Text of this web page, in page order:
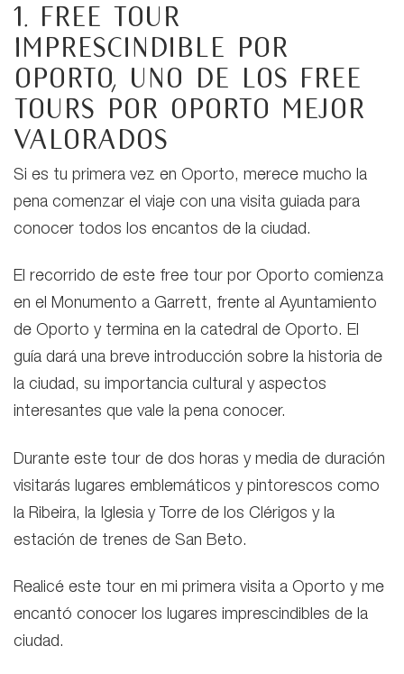
1. Free tour
imprescindible por
Oporto, uno de los free
tours por Oporto mejor
valorados
Si es tu primera vez en Oporto, merece mucho la
pena comenzar el viaje con una visita guiada para
conocer todos los encantos de la ciudad.
El recorrido de este free tour por Oporto comienza
en el Monumento a Garrett, frente al Ayuntamiento
de Oporto y termina en la catedral de Oporto. El
guía dará una breve introducción sobre la historia de
la ciudad, su importancia cultural y aspectos
interesantes que vale la pena conocer.
Durante este tour de dos horas y media de duración
visitarás lugares emblemáticos y pintorescos como
la Ribeira, la Iglesia y Torre de los Clérigos y la
estación de trenes de San Beto.
Realicé este tour en mi primera visita a Oporto y me
encantó conocer los lugares imprescindibles de la
ciudad.